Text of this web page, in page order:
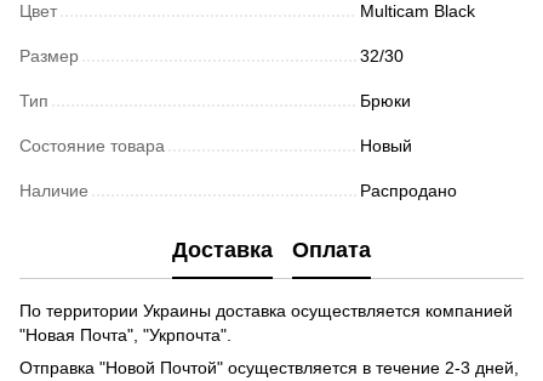
Цвет Multicam Black
Размер 32/30
Тип Брюки
Состояние товара Новый
Наличие Распродано
Доставка Оплата
По территории Украины доставка осуществляется компанией
"Новая Почта", "Укрпочта".
Отправка "Новой Почтой" осуществляется в течение 2-3 дней,